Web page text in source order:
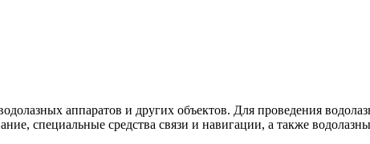
аппаратов и других объектов. Для проведения
специальные средства связи и навигации, а также